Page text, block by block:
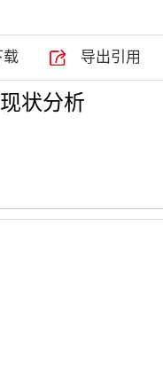
询
名
导出引用
状分析